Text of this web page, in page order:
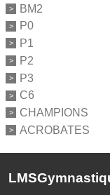
BM2
P0
P1
P2
P3
C6
CHAMPIONS
ACROBATES